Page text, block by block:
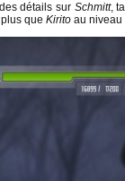
détails sur Schmitt,
que Kirito au niveau